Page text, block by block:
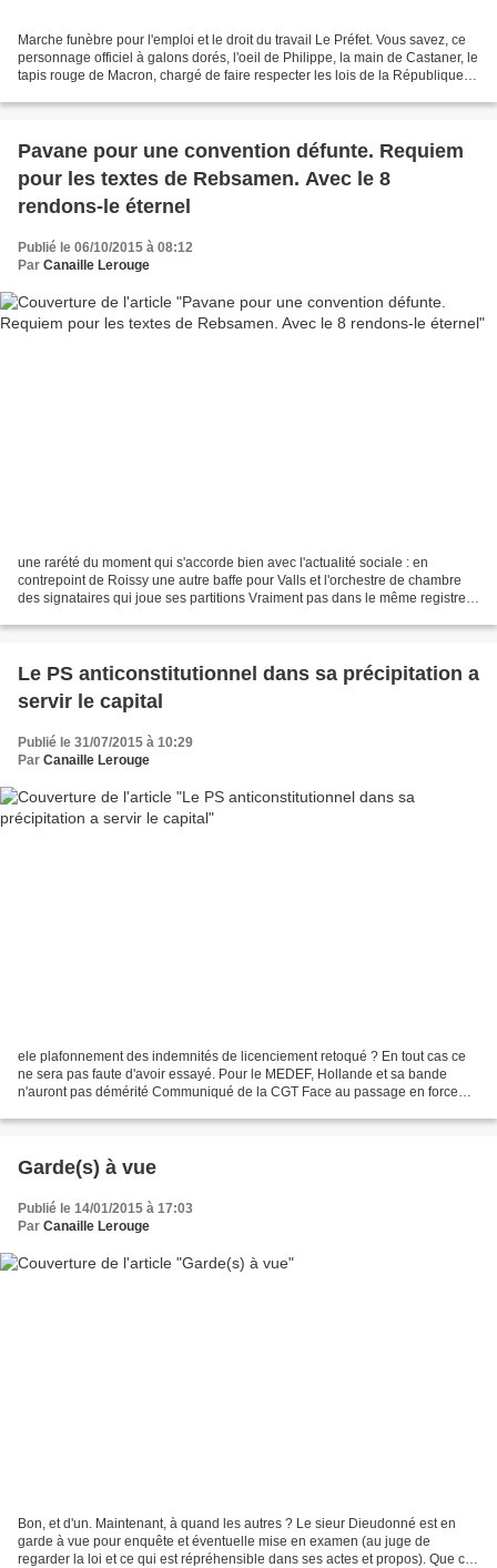
Marche funèbre pour l'emploi et le droit du travail Le Préfet. Vous savez, ce
personnage officiel à galons dorés, l'oeil de Philippe, la main de Castaner, le
tapis rouge de Macron, chargé de faire respecter les lois de la République.
Pavane pour une convention défunte. Requiem
pour les textes de Rebsamen. Avec le 8
rendons-le éternel
Publié le 06/10/2015 à 08:12
Par Canaille Lerouge
une rarété du moment qui s'accorde bien avec l'actualité sociale : en
contrepoint de Roissy une autre baffe pour Valls et l'orchestre de chambre
des signataires qui joue ses partitions Vraiment pas dans le même registre
Le PS anticonstitutionnel dans sa précipitation a
servir le capital
Publié le 31/07/2015 à 10:29
Par Canaille Lerouge
ele plafonnement des indemnités de licenciement retoqué ? En tout cas ce
ne sera pas faute d'avoir essayé. Pour le MEDEF, Hollande et sa bande
n'auront pas démérité Communiqué de la CGT Face au passage en force
Garde(s) à vue
Publié le 14/01/2015 à 17:03
Par Canaille Lerouge
Bon, et d'un. Maintenant, à quand les autres ? Le sieur Dieudonné est en
garde à vue pour enquête et éventuelle mise en examen (au juge de
regarder la loi et ce qui est répréhensible dans ses actes et propos). Que cet